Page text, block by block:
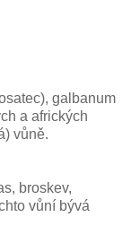
galbanum
a afrických
vůně.
broskev,
vůní bývá